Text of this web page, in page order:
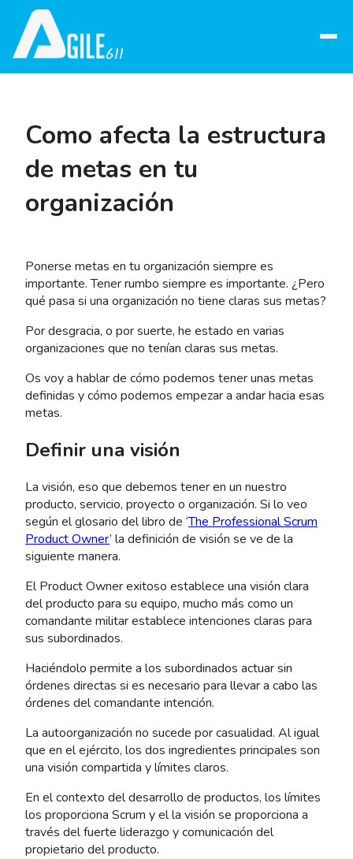
Abrir
Como afecta la estructura
de metas en tu
organización
Ponerse metas en tu organización siempre es
importante. Tener rumbo siempre es importante. ¿Pero
qué pasa si una organización no tiene claras sus metas?
Por desgracia, o por suerte, he estado en varias
organizaciones que no tenían claras sus metas.
Os voy a hablar de cómo podemos tener unas metas
definidas y cómo podemos empezar a andar hacia esas
metas.
Definir una visión
La visión, eso que debemos tener en un nuestro
producto, servicio, proyecto o organización. Si lo veo
según el glosario del libro de ‘The Professional Scrum
Product Owner’ la definición de visión se ve de la
siguiente manera.
El Product Owner exitoso establece una visión clara
del producto para su equipo, mucho más como un
comandante militar establece intenciones claras para
sus subordinados.
Haciéndolo permite a los subordinados actuar sin
órdenes directas si es necesario para llevar a cabo las
órdenes del comandante intención.
La autoorganización no sucede por casualidad. Al igual
que en el ejército, los dos ingredientes principales son
una visión compartida y límites claros.
En el contexto del desarrollo de productos, los límites
los proporciona Scrum y el la visión se proporciona a
través del fuerte liderazgo y comunicación del
propietario del producto.